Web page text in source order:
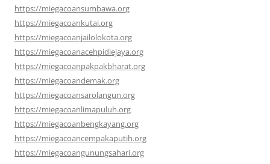
https://miegacoansumbawa.org
https://miegacoankutai.org
https://miegacoanjailolokota.org
https://miegacoanacehpidiejaya.org
https://miegacoanpakpakbharat.org
https://miegacoandemak.org
https://miegacoansarolangun.org
https://miegacoanlimapuluh.org
https://miegacoanbengkayang.org
https://miegacoancempakaputih.org
https://miegacoangunungsahari.org